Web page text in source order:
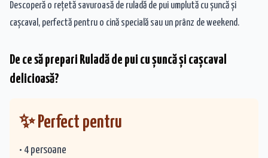
Descoperă o rețetă savuroasă de ruladă de pui umplută cu șuncă și
cașcaval, perfectă pentru o cină specială sau un prânz de weekend.
De ce să prepari Ruladă de pui cu șuncă și cașcaval
delicioasă?
✨ Perfect pentru
• 4 persoane